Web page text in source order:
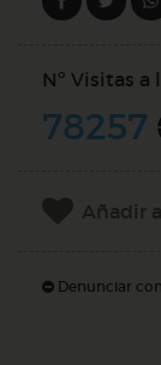
Nº Visitas a
78257
Añadir
Denunciar